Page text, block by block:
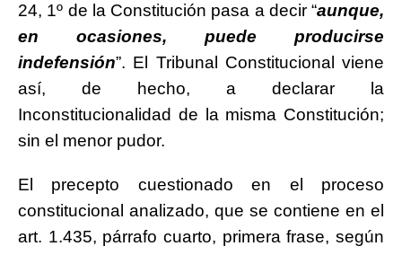
24, 1º de la Constitución pasa a decir “aunque,
en ocasiones, puede producirse
indefensión”. El Tribunal Constitucional viene
así, de hecho, a declarar la
Inconstitucionalidad de la misma Constitución;
sin el menor pudor.
El precepto cuestionado en el proceso
constitucional analizado, que se contiene en el
art. 1.435, párrafo cuarto, primera frase, según